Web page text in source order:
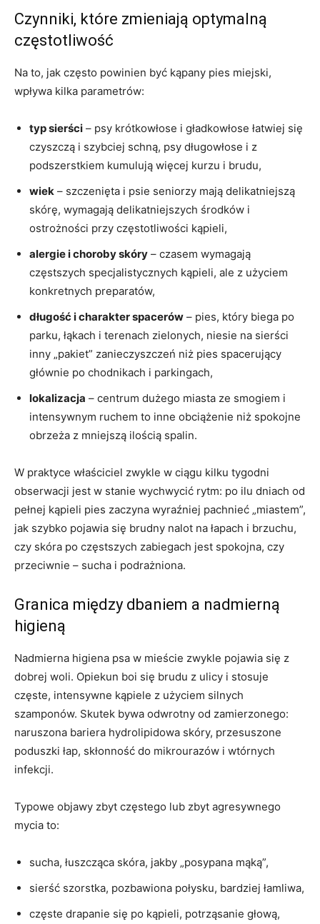
Czynniki, które zmieniają optymalną
częstotliwość
Na to, jak często powinien być kąpany pies miejski,
wpływa kilka parametrów:
typ sierści – psy krótkowłose i gładkowłose łatwiej się
czyszczą i szybciej schną, psy długowłose i z
podszerstkiem kumulują więcej kurzu i brudu,
wiek – szczenięta i psie seniorzy mają delikatniejszą
skórę, wymagają delikatniejszych środków i
ostrożności przy częstotliwości kąpieli,
alergie i choroby skóry – czasem wymagają
częstszych specjalistycznych kąpieli, ale z użyciem
konkretnych preparatów,
długość i charakter spacerów – pies, który biega po
parku, łąkach i terenach zielonych, niesie na sierści
inny „pakiet” zanieczyszczeń niż pies spacerujący
głównie po chodnikach i parkingach,
lokalizacja – centrum dużego miasta ze smogiem i
intensywnym ruchem to inne obciążenie niż spokojne
obrzeża z mniejszą ilością spalin.
W praktyce właściciel zwykle w ciągu kilku tygodni
obserwacji jest w stanie wychwycić rytm: po ilu dniach od
pełnej kąpieli pies zaczyna wyraźniej pachnieć „miastem”,
jak szybko pojawia się brudny nalot na łapach i brzuchu,
czy skóra po częstszych zabiegach jest spokojna, czy
przeciwnie – sucha i podrażniona.
Granica między dbaniem a nadmierną
higieną
Nadmierna higiena psa w mieście zwykle pojawia się z
dobrej woli. Opiekun boi się brudu z ulicy i stosuje
częste, intensywne kąpiele z użyciem silnych
szamponów. Skutek bywa odwrotny od zamierzonego:
naruszona bariera hydrolipidowa skóry, przesuszone
poduszki łap, skłonność do mikrourazów i wtórnych
infekcji.
Typowe objawy zbyt częstego lub zbyt agresywnego
mycia to:
sucha, łuszcząca skóra, jakby „posypana mąką”,
sierść szorstka, pozbawiona połysku, bardziej łamliwa,
częste drapanie się po kąpieli, potrząsanie głową,